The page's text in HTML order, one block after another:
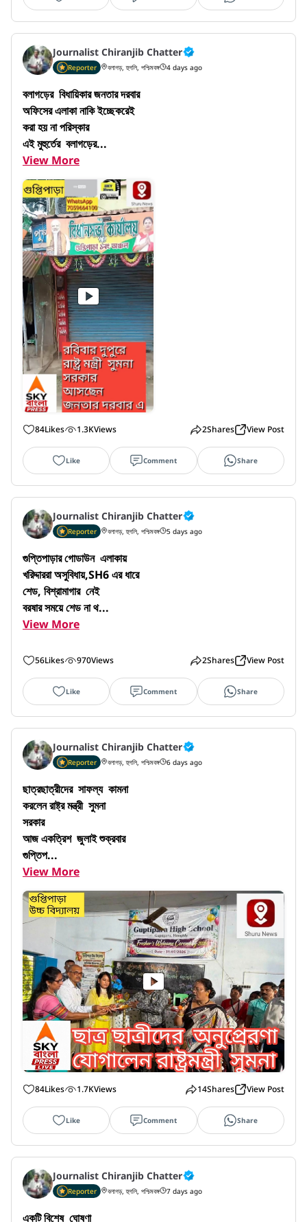
Journalist Chiranjib Chatter
Reporter বলাগড়, হুগলি, পশ্চিমবঙ্গ 4 days ago
বলাগড়ের  বিধায়িকার জনতার দরবার
অফিসের এলাকা নাকি ইচ্ছেকরেই
করা হয় না পরিস্কার
এই মুহুর্তের  বলাগড়ের...
View More
84Likes 1.3KViews 2Shares View Post
Like Comment Share
Journalist Chiranjib Chatter
Reporter বলাগড়, হুগলি, পশ্চিমবঙ্গ 5 days ago
গুপ্তিপাড়ার গোডাউন  এলাকায়
খরিদ্দাররা অসুবিধায়,SH6 এর ধারে
শেড, বিশ্রামাগার  নেই
বরষার সময়ে শেড না থ...
View More
56Likes 970Views 2Shares View Post
Like Comment Share
Journalist Chiranjib Chatter
Reporter বলাগড়, হুগলি, পশ্চিমবঙ্গ 6 days ago
ছাত্রছাত্রীদের  সাফল্য  কামনা
করলেন রাষ্ট্র মন্ত্রী  সুমনা
সরকার
আজ একত্রিশ  জুলাই শুক্রবার
গুপ্তিপ...
View More
84Likes 1.7KViews 14Shares View Post
Like Comment Share
Journalist Chiranjib Chatter
Reporter বলাগড়, হুগলি, পশ্চিমবঙ্গ 7 days ago
একটি বিশেষ  ঘোষণা